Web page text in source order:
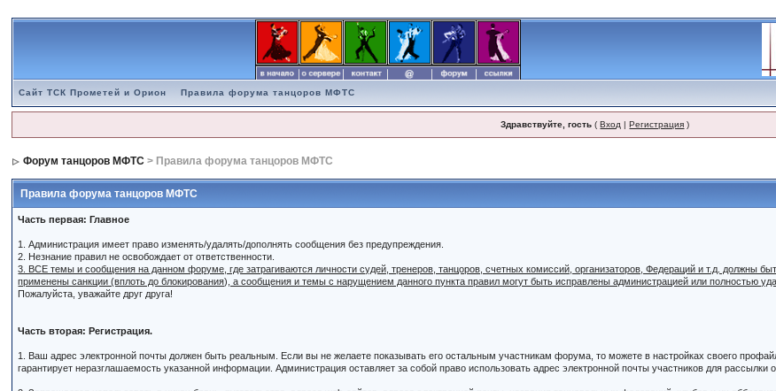
Сайт ТСК Прометей и Орион Правила форума танцоров МФТС
Здравствуйте, гость (Вход |Регистрация )
Форум танцоров МФТС > Правила форума танцоров МФТС
Правила форума танцоров МФТС
Часть первая: Главное
1. Администрация имеет право изменять/удалять/дополнять сообщения без предупреждения.
2. Незнание правил не освобождает от ответственности.
3. ВСЕ темы и сообщения на данном форуме, где затрагиваются личности судей, тренеров, танцоров, счетных комиссий, организаторов, Федераций и т.д.
применены санкции (вплоть до блокирования), а сообщения и темы с нарущением данного пункта правил могут быть исправлены администрацией или полностью
Пожалуйста, уважайте друг друга!
Часть вторая: Регистрация.
1. Ваш адрес электронной почты должен быть реальным. Если вы не желаете показывать его остальным участникам форума, то можете в настройках своего
гарантирует неразглашаемость указанной информации. Администрация оставляет за собой право использовать адрес электронной почты участников для рассылки